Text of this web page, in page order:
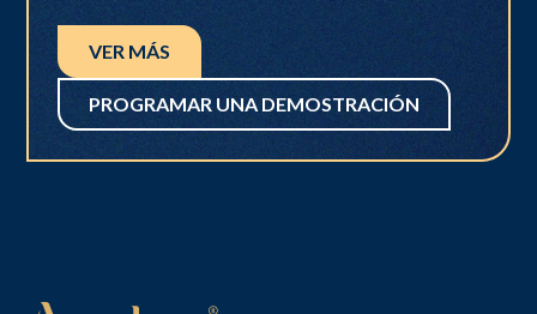
VER MÁS
PROGRAMAR UNA DEMOSTRACIÓN